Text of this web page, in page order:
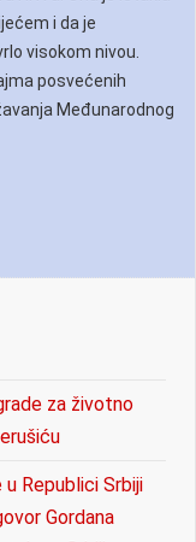
i da je
visokom nivou.
posvećenih
Međunarodnog
za životno
Republici Srbiji
Gordana